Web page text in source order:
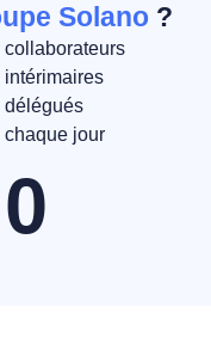
Solano ?
collaborateurs
intérimaires
délégués
chaque jour
0